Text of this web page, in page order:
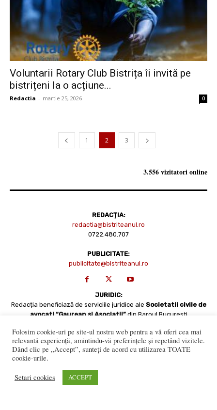
Voluntarii Rotary Club Bistrița îi invită pe
bistrițeni la o acțiune...
Redactia - martie 25, 2026 0
1 2 3
3.556 vizitatori online
REDACȚIA:
redactia@bistriteanul.ro
0722.480.707
PUBLICITATE:
publicitate@bistriteanul.ro
JURIDIC:
Redacția beneficiază de serviciile juridice ale Societatii civile de
avocati “Gaurean si Asociatii” din Baroul Bucuresti
Folosim cookie-uri pe site-ul nostru web pentru a vă oferi cea mai
relevantă experiență, amintindu-vă preferințele și repetând vizitele.
Dând clic pe „Accept”, sunteți de acord cu utilizarea TOATE
cookie-urile.
Setari cookies ACCEPT